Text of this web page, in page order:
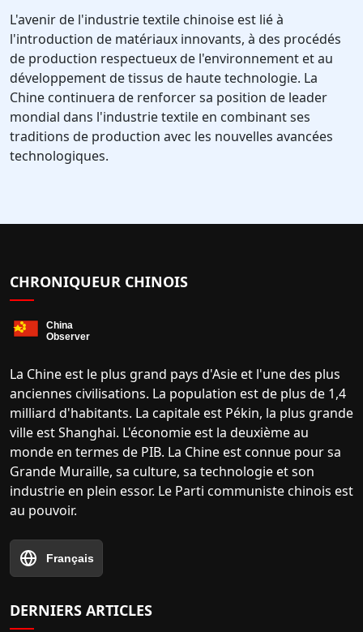
L'avenir de l'industrie textile chinoise est lié à
l'introduction de matériaux innovants, à des procédés
de production respectueux de l'environnement et au
développement de tissus de haute technologie. La
Chine continuera de renforcer sa position de leader
mondial dans l'industrie textile en combinant ses
traditions de production avec les nouvelles avancées
technologiques.
CHRONIQUEUR CHINOIS
La Chine est le plus grand pays d'Asie et l'une des plus
anciennes civilisations. La population est de plus de 1,4
milliard d'habitants. La capitale est Pékin, la plus grande
ville est Shanghai. L'économie est la deuxième au
monde en termes de PIB. La Chine est connue pour sa
Grande Muraille, sa culture, sa technologie et son
industrie en plein essor. Le Parti communiste chinois est
au pouvoir.
Français
DERNIERS ARTICLES